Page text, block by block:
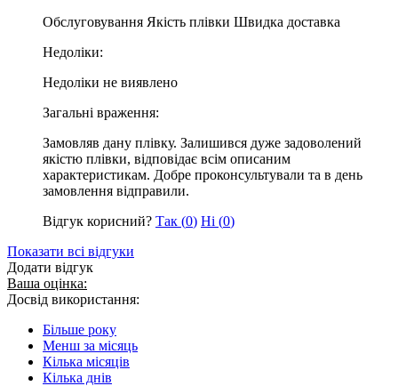
Обслуговування Якість плівки Швидка доставка
Недоліки:
Недоліки не виявлено
Загальні враження:
Замовляв дану плівку. Залишився дуже задоволений
якістю плівки, відповідає всім описаним
характеристикам. Добре проконсультували та в день
замовлення відправили.
Відгук корисний? Так (0) Ні (0)
Показати всі відгуки
Додати відгук
Ваша оцінка:
Досвід використання:
Більше року
Менш за місяць
Кілька місяців
Кілька днів